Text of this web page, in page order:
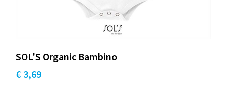
SOL'S Organic Bambino
€ 3,69